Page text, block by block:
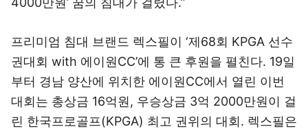
프리미엄 침대 브랜드 렉스필이 ‘제68회 KPGA 선수
권대회 with 에이원CC’에 통 큰 후원을 펼친다. 19일
부터 경남 양산에 위치한 에이원CC에서 열린 이번
대회는 총상금 16억원, 우승상금 3억 2000만원이 걸
린 한국프로골프(KPGA) 최고 권위의 대회. 렉스필은